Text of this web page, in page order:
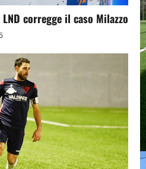
corregge il caso Milazzo